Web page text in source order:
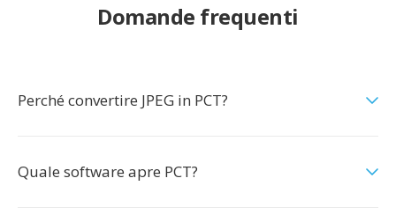
Domande frequenti
Perché convertire JPEG in PCT?
Quale software apre PCT?